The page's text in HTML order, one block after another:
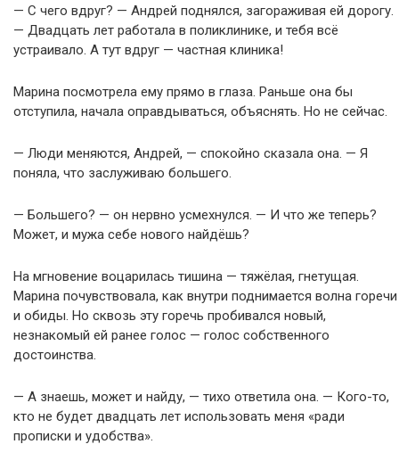
— С чего вдруг? — Андрей поднялся, загораживая ей дорогу.
— Двадцать лет работала в поликлинике, и тебя всё
устраивало. А тут вдруг — частная клиника!
Марина посмотрела ему прямо в глаза. Раньше она бы
отступила, начала оправдываться, объяснять. Но не сейчас.
— Люди меняются, Андрей, — спокойно сказала она. — Я
поняла, что заслуживаю большего.
— Большего? — он нервно усмехнулся. — И что же теперь?
Может, и мужа себе нового найдёшь?
На мгновение воцарилась тишина — тяжёлая, гнетущая.
Марина почувствовала, как внутри поднимается волна горечи
и обиды. Но сквозь эту горечь пробивался новый,
незнакомый ей ранее голос — голос собственного
достоинства.
— А знаешь, может и найду, — тихо ответила она. — Кого-то,
кто не будет двадцать лет использовать меня «ради
прописки и удобства».